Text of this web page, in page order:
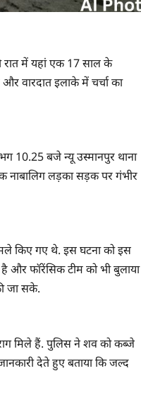
रात में यहां एक 17 साल के
वारदात इलाके में चर्चा का
10.25 बजे न्यू उस्मानपुर थाना
नाबालिग लड़का सड़क पर गंभीर
किए गए थे. इस घटना को इस
और फॉरेंसिक टीम को भी बुलाया
जा सके.
मिले हैं. पुलिस ने शव को कब्जे
देते हुए बताया कि जल्द